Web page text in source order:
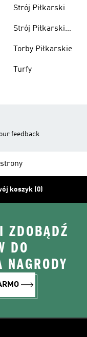
Strój Piłkarski
Strój Piłkarski
Torby Piłkarskie
Turfy
feedback
koszyk (0)
ZDOBĄDŹ
DO
NAGRODY